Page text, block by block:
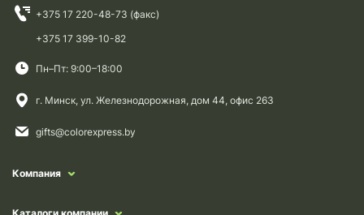
+375 17 220-48-73 (факс)
+375 17 399-10-82
Пн–Пт: 9:00–18:00
г. Минск, ул. Железнодорожная, дом 44, офис 263
gifts@colorexpress.by
Компания